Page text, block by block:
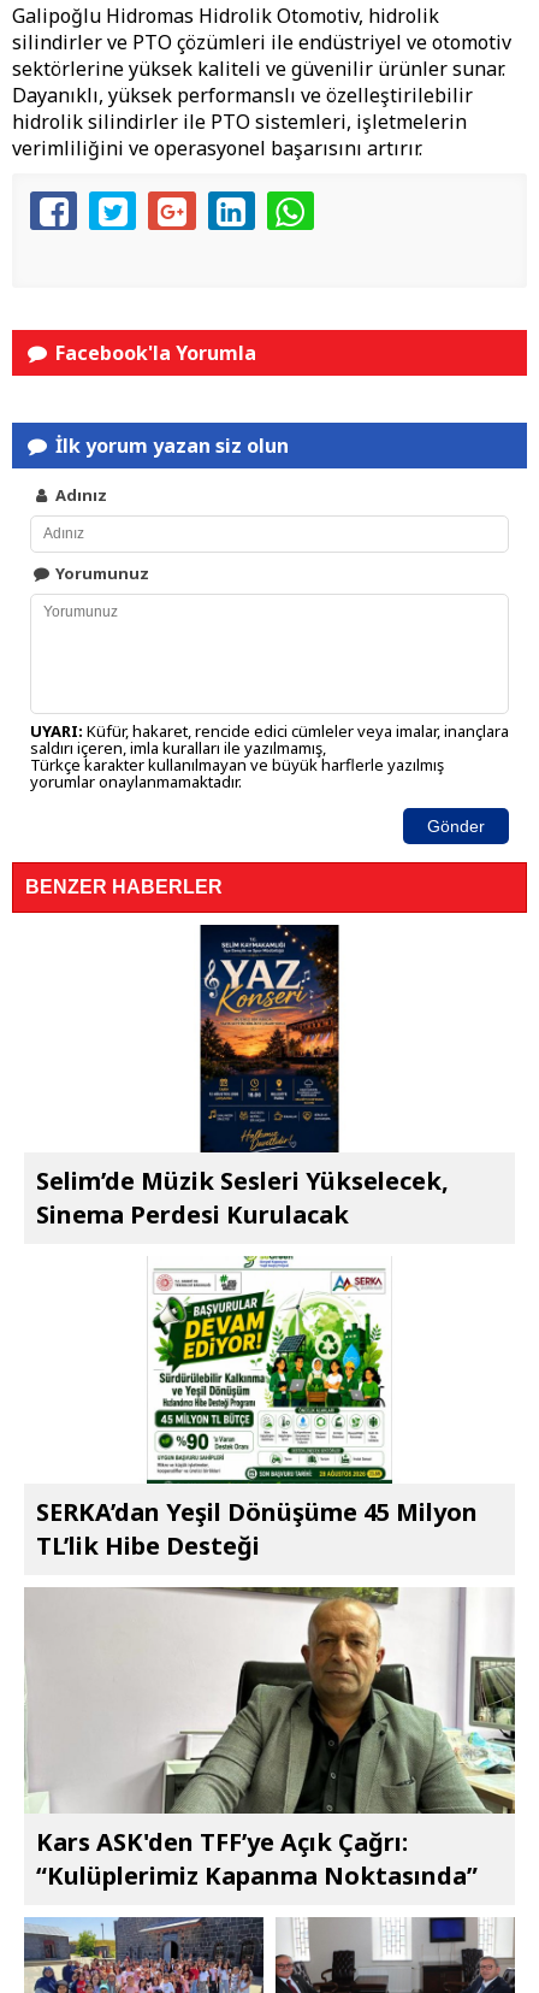
Galipoğlu Hidromas Hidrolik Otomotiv, hidrolik
silindirler ve PTO çözümleri ile endüstriyel ve otomotiv
sektörlerine yüksek kaliteli ve güvenilir ürünler sunar.
Dayanıklı, yüksek performanslı ve özelleştirilebilir
hidrolik silindirler ile PTO sistemleri, işletmelerin
verimliliğini ve operasyonel başarısını artırır.
Facebook'la Yorumla
İlk yorum yazan siz olun
Adınız
Yorumunuz
UYARI: Küfür, hakaret, rencide edici cümleler veya imalar, inançlara
saldırı içeren, imla kuralları ile yazılmamış,
Türkçe karakter kullanılmayan ve büyük harflerle yazılmış
yorumlar onaylanmamaktadır.
Gönder
BENZER HABERLER
Selim’de Müzik Sesleri Yükselecek,
Sinema Perdesi Kurulacak
SERKA’dan Yeşil Dönüşüme 45 Milyon
TL’lik Hibe Desteği
Kars ASK'den TFF’ye Açık Çağrı:
“Kulüplerimiz Kapanma Noktasında”